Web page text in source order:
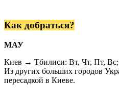
даних*
Как добраться?
МАУ
Киев → Тбилиси: Вт, Чт, Пт, Вс;
Из других больших городов
пересадкой в Киеве.